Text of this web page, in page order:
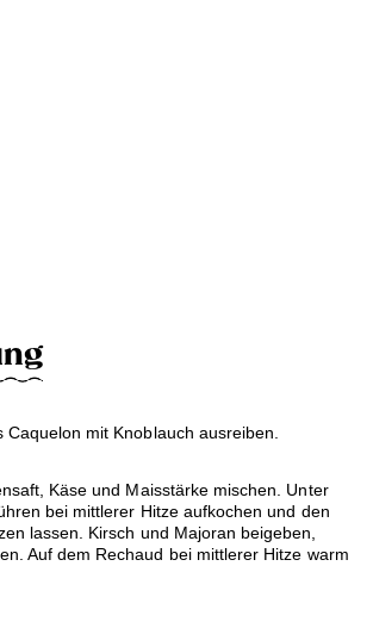
Caquelon mit Knoblauch ausreiben.
Käse und Maisstärke mischen. Unter
bei mittlerer Hitze aufkochen und den
lassen. Kirsch und Majoran beigeben,
Auf dem Rechaud bei mittlerer Hitze warm